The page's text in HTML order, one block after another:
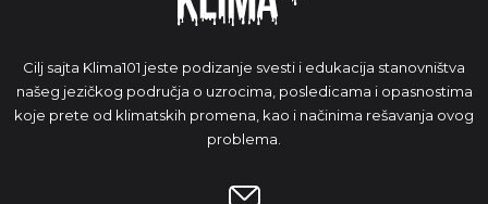
Cilj sajta Klima101 jeste podizanje svesti i edukacija stanovništva
našeg jezičkog područja o uzrocima, posledicama i opasnostima
koje prete od klimatskih promena, kao i načinima rešavanja ovog
problema.